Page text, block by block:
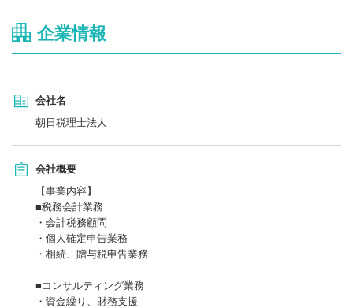
企業情報
会社名
朝日税理士法人
会社概要
【事業内容】
■税務会計業務
・会計税務顧問
・個人確定申告業務
・相続、贈与税申告業務
■コンサルティング業務
・資金繰り、財務支援